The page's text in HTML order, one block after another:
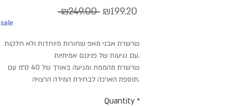
₪249.00 Regular
₪199.20
sale
שרשרת אבני מאפ שחורות מיוחדות ולא חלקות
עם נגיעות של פניננם אמיתיות.
שרשרת מהממת ומגיעה באורך של 40 ס״מ עם
תוספת הארכה לבחירת המידה הרצויה.
Quantity *